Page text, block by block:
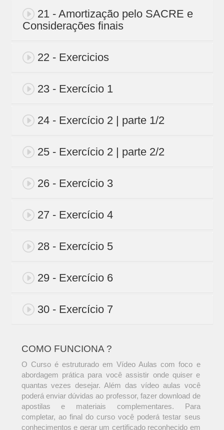
21 - Amortização pelo SACRE e
Considerações finais
22 - Exercicios
23 - Exercício 1
24 - Exercício 2 | parte 1/2
25 - Exercício 2 | parte 2/2
26 - Exercício 3
27 - Exercício 4
28 - Exercício 5
29 - Exercício 6
30 - Exercício 7
COMO FUNCIONA ?
O Curso é estruturado em Vídeo Aulas com foco e
abordagem prática para você assistir onde quiser e
quantas vezes desejar. Além das vídeo aulas você
poderá enviar dúvidas ao professor, fazer download de
apostilas e materiais complementares. Para
completar, ao final do curso você poderá testar seus
conhecimentos e gerar um certificado reconhecido em